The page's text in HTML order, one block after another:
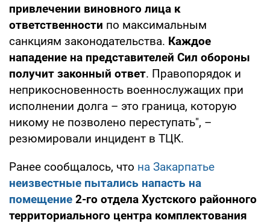
привлечении виновного лица к
ответственности по максимальным
санкциям законодательства. Каждое
нападение на представителей Сил обороны
получит законный ответ. Правопорядок и
неприкосновенность военнослужащих при
исполнении долга – это граница, которую
никому не позволено переступать", –
резюмировали инцидент в ТЦК.
Ранее сообщалось, что на Закарпатье
неизвестные пытались напасть на
помещение 2-го отдела Хустского районного
территориального центра комплектования